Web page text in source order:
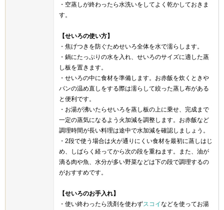
・空蒸しが終わったら水洗いをしてよく乾かしておきま
す。
【せいろの使い方】
・焦げつきを防ぐためせいろ全体を水で濡らします。
・鍋にたっぷりの水を入れ、せいろのサイズに適した蒸
し板を置きます。
・せいろの中に食材を準備します。お赤飯を炊くときや
パンの温め直しをする際は濡らして絞った蒸し布がある
と便利です。
・お湯が沸いたらせいろを蒸し板の上に乗せ、完成まで
一定の蒸気になるよう火加減を調整します。お赤飯など
調理時間が長い料理は途中で水加減を確認しましょう。
・2段で使う場合は火が通りにくい食材を最初に蒸しはじ
め、しばらく経ってから次の段を重ねます。また、油が
滴る肉や魚、水分が多い野菜などは下の段で調理するの
がおすすめです。
【せいろのお手入れ】
・使い終わったら洗剤を使わずスコイなどを使ってお湯